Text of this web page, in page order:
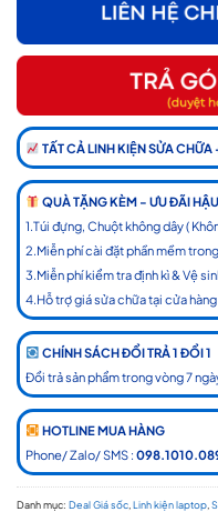
TẤT CẢ LINH KIỆN SỬA
QUÀ TẶNG KÈM - ƯU ĐÃI
1.Túi đựng, Chuột không dây (
2.Miễn phí cài đặt phần mềm
3.Miễn phí kiểm tra định kì & Vệ
4.Hỗ trợ giá sửa chữa tại cửa
CHÍNH SÁCH ĐỔI TRẢ 1 ĐỔI 1
Đổi trả sản phẩm trong vòng 7
HOTLINE MUA HÀNG
Phone/ Zalo/ SMS :
Danh mục: Deal Giá sốc,Linh kiện laptop,